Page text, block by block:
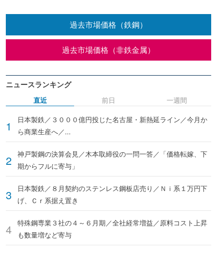
過去市場価格（鉄鋼）
過去市場価格（非鉄金属）
ニュースランキング
直近
日本製鉄／３０００億円投じた名古屋・新熱延ライン／今月か
ら商業生産へ／...
神戸製鋼の決算会見／木本取締役の一問一答／「価格転嫁、下
期からフルに寄与」
日本製鉄／８月契約のステンレス鋼板店売り／Ｎｉ系１万円下
げ、Ｃｒ系据え置き
特殊鋼専業３社の４～６月期／全社経常増益／原料コスト上昇
も数量増など寄与
前日 一週間